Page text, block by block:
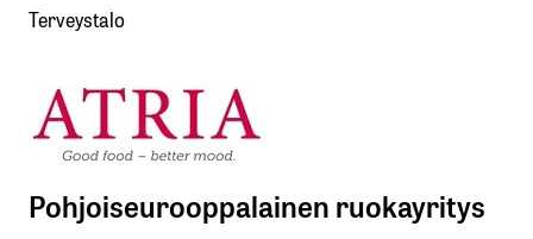
Terveystalo
Pohjoiseurooppalainen ruokayritys